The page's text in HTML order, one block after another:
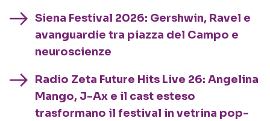
Siena Festival 2026: Gershwin, Ravel e
avanguardie tra piazza del Campo e
neuroscienze
Radio Zeta Future Hits Live 26: Angelina
Mango, J-Ax e il cast esteso
trasformano il festival in vetrina pop-